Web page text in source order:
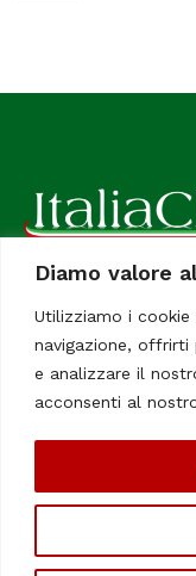
Diamo valore
Utilizziamo i cookie
navigazione,
e analizzare il
acconsenti al
ItaliaChiamaItalia, il
Dedicato in
Tutti i diritti sono
©Copyright 2006/2020